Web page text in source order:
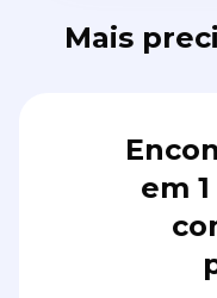
Mais
em